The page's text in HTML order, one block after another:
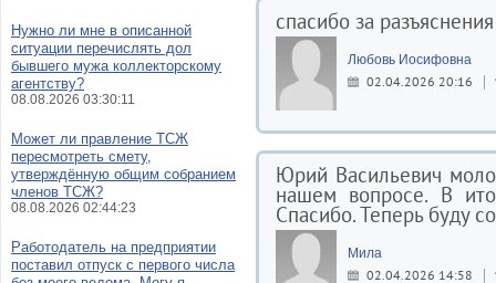
спасибо за разъяснения
Любовь Иосифовна
02.04.2026 20:16
Юрий Васильевич
нашем вопросе. В
Спасибо. Теперь буду
Мила
02.04.2026 14:58
Нужно ли мне в описанной
ситуации перечислять дол
бывшего мужа коллекторскому
агентству?
08.08.2026 03:30:11
Может ли правление ТСЖ
пересмотреть смету,
утверждённую общим собранием
членов ТСЖ?
08.08.2026 02:44:23
Работодатель на предприятии
поставил отпуск с первого числа